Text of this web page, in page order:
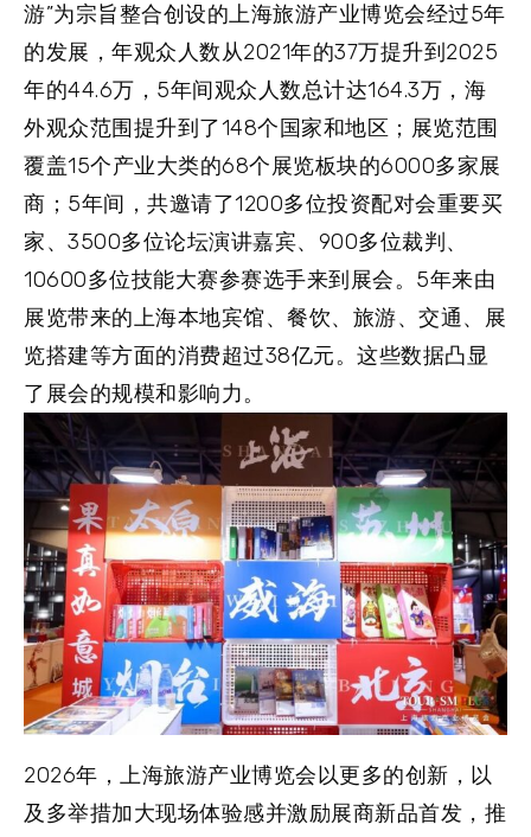
游”为宗旨整合创设的上海旅游产业博览会经过5年
的发展，年观众人数从2021年的37万提升到2025
年的44.6万，5年间观众人数总计达164.3万，海
外观众范围提升到了148个国家和地区；展览范围
覆盖15个产业大类的68个展览板块的6000多家展
商；5年间，共邀请了1200多位投资配对会重要买
家、3500多位论坛演讲嘉宾、900多位裁判、
10600多位技能大赛参赛选手来到展会。5年来由
展览带来的上海本地宾馆、餐饮、旅游、交通、展
览搭建等方面的消费超过38亿元。这些数据凸显
了展会的规模和影响力。
2026年，上海旅游产业博览会以更多的创新，以
及多举措加大现场体验感并激励展商新品首发，推